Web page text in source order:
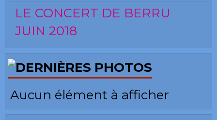
LE CONCERT DE BERRU
JUIN 2018
Aucun élément à afficher